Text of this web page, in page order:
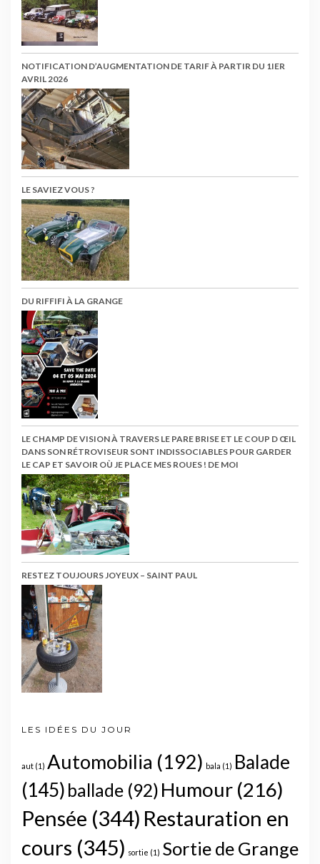
NOTIFICATION D’AUGMENTATION DE TARIF À PARTIR DU 1IER
AVRIL 2026
LE SAVIEZ VOUS ?
DU RIFFIFI À LA GRANGE
LE CHAMP DE VISION À TRAVERS LE PARE BRISE ET LE COUP D ŒIL
DANS SON RÉTROVISEUR SONT INDISSOCIABLES POUR GARDER
LE CAP ET SAVOIR OÙ JE PLACE MES ROUES ! DE MOI
RESTEZ TOUJOURS JOYEUX – SAINT PAUL
LES IDÉES DU JOUR
aut (1) Automobilia (192) bala (1) Balade
(145) ballade (92) Humour (216)
Pensée (344) Restauration en
cours (345) sortie (1) Sortie de Grange